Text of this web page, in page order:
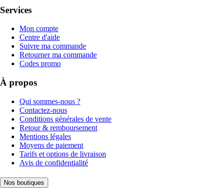
Services
Mon compte
Centre d'aide
Suivre ma commande
Retourner ma commande
Codes promo
À propos
Qui sommes-nous ?
Contactez-nous
Conditions générales de vente
Retour & remboursement
Mentions légales
Moyens de paiement
Tarifs et options de livraison
Avis de confidentialité
Nos boutiques